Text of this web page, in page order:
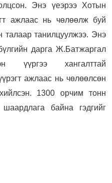
Энэ үеэрээ Хотын
ажлаас нь чөлөөлж буй
талаар танилцуулжээ. Энэ
дарга Ж.Батжаргал
үүргээ хангалттай
ажлаас нь чөлөөлсөн
1300 орчим тонн
байна гэдгийг